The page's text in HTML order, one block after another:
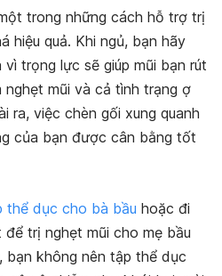
trong những cách hỗ trợ trị
hiệu quả. Khi ngủ, bạn hãy
trọng lực sẽ giúp mũi bạn rút
nghẹt mũi và cả tình trạng ợ
ra, việc chèn gối xung quanh
của bạn được cân bằng tốt
thể dục cho bà bầu hoặc đi
trị nghẹt mũi cho mẹ bầu
bạn không nên tập thể dục